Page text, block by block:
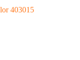
403015